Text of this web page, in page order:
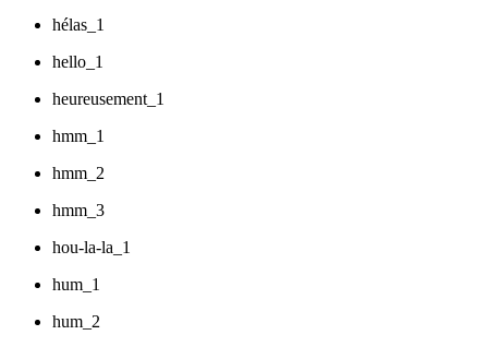
hélas_1
hello_1
heureusement_1
hmm_1
hmm_2
hmm_3
hou-la-la_1
hum_1
hum_2